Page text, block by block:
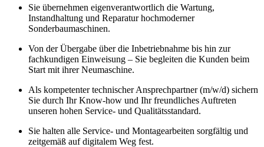
Sie übernehmen eigenverantwortlich die Wartung,
Instandhaltung und Reparatur hochmoderner
Sonderbaumaschinen.
Von der Übergabe über die Inbetriebnahme bis hin zur
fachkundigen Einweisung – Sie begleiten die Kunden beim
Start mit ihrer Neumaschine.
Als kompetenter technischer Ansprechpartner (m/w/d) sichern
Sie durch Ihr Know-how und Ihr freundliches Auftreten
unseren hohen Service- und Qualitätsstandard.
Sie halten alle Service- und Montagearbeiten sorgfältig und
zeitgemäß auf digitalem Weg fest.